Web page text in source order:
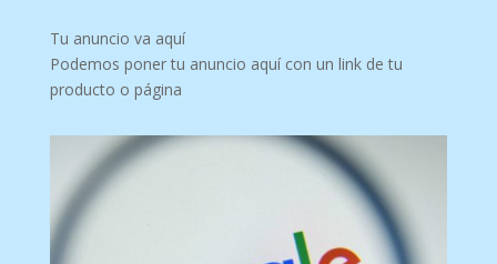
Tu anuncio va aquí
Podemos poner tu anuncio aquí con un link de tu
producto o página